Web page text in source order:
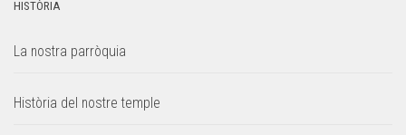
HISTÒRIA
La nostra parròquia
Història del nostre temple